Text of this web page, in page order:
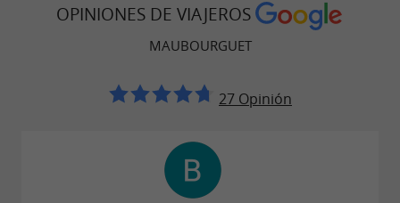
OPINIONES DE VIAJEROS
MAUBOURGUET
27 Opinión